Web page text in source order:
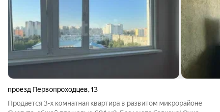
проезд Первопроходцев,13
Продается 3-х комнатная квартира в развитом микрорайоне